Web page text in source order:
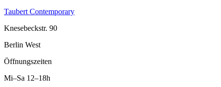
Taubert Contemporary
Knesebeckstr. 90
Berlin West
Öffnungszeiten
Mi–Sa 12–18h